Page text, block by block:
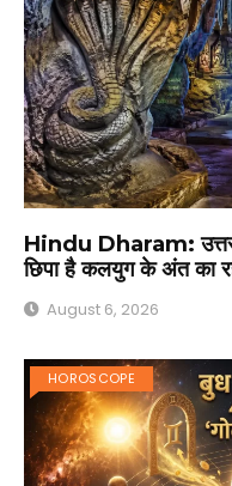
Hindu Dharam:
छिपा है कलयुग के अंत का
August 6, 2026
HOROSCOPE